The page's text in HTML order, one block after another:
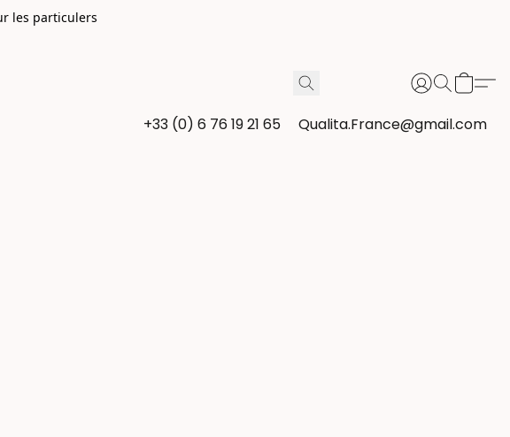
les particulers
+33 (0) 6 76 19 21 65 Qualita.France@gmail.com